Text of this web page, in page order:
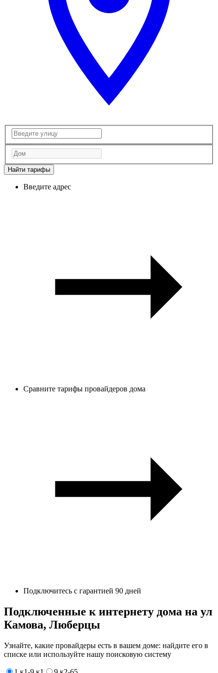
Найти тарифы
Введите адрес
Сравните тарифы провайдеров дома
Подключитесь с гарантией 90 дней
Подключенные к интернету дома на ул
Камова, Люберцы
Узнайте, какие провайдеры есть в вашем доме: найдите его в
списке или используйте нашу поисковую систему